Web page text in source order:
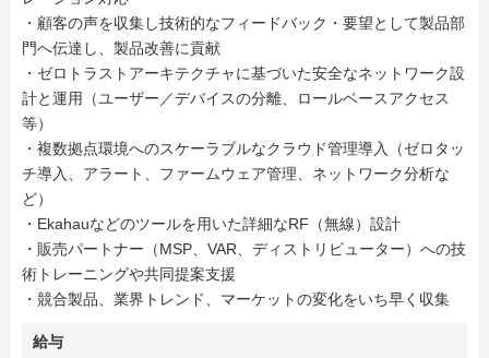
・顧客の声を収集し技術的なフィードバック・要望として製品部
門へ伝達し、製品改善に貢献
・ゼロトラストアーキテクチャに基づいた安全なネットワーク設
計と運用（ユーザー／デバイスの分離、ロールベースアクセス
等）
・複数拠点環境へのスケーラブルなクラウド管理導入（ゼロタッ
チ導入、アラート、ファームウェア管理、ネットワーク分析な
ど）
・Ekahauなどのツールを用いた詳細なRF（無線）設計
・販売パートナー（MSP、VAR、ディストリビューター）への技
術トレーニングや共同提案支援
・競合製品、業界トレンド、マーケットの変化をいち早く収集
給与